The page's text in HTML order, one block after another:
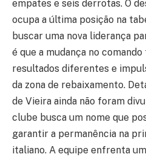
empates e seis derrotas. O
ocupa a última posição na
buscar uma nova liderança
é que a mudança no
resultados diferentes e
da zona de rebaixamento.
de Vieira ainda não foram
clube busca um nome que
garantir a permanência na
italiano. A equipe enfrenta